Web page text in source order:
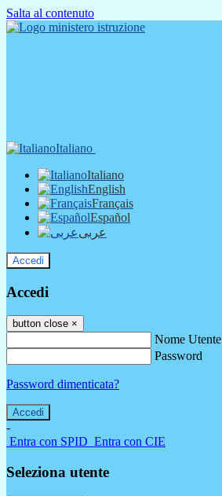
Salta al contenuto
Italiano
Italiano
English
Français
Español
عربى
Accedi
Accedi
button close ×
Nome Utente
Password
Password dimenticata?
-
Entra con SPID Entra con CIE
Seleziona utente